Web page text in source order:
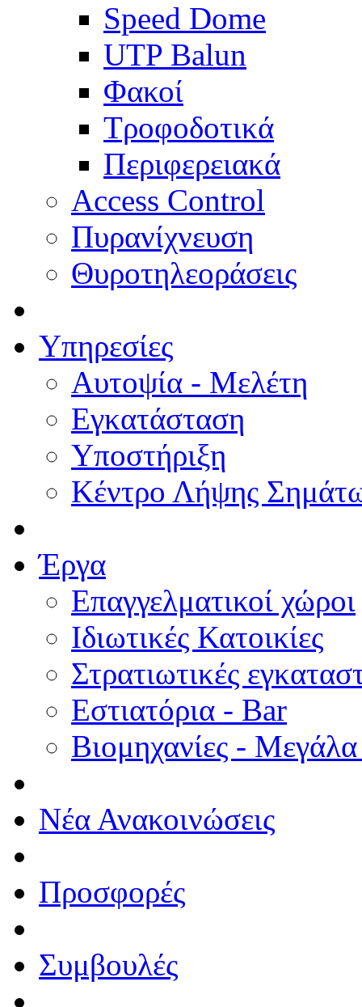
Speed Dome
UTP Balun
Φακοί
Τροφοδοτικά
Περιφερειακά
Access Control
Πυρανίχνευση
Θυροτηλεοράσεις
Υπηρεσίες
Αυτοψία - Μελέτη
Εγκατάσταση
Υποστήριξη
Κέντρο Λήψης
Έργα
Επαγγελματικοί χώροι
Ιδιωτικές Κατοικίες
Στρατιωτικές
Εστιατόρια - Bar
Βιομηχανίες -
Νέα Ανακοινώσεις
Προσφορές
Συμβουλές